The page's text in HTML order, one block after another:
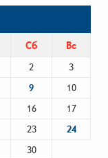
Сб Вс
2
3
9
10
16
17
23
24
30